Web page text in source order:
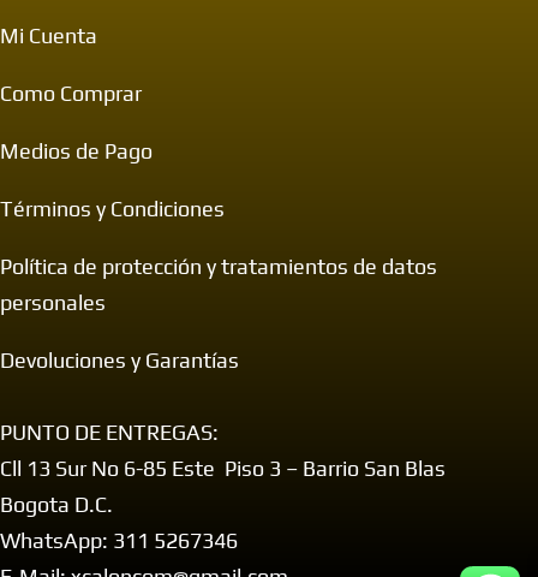
Mi Cuenta
Como Comprar
Medios de Pago
Términos y Condiciones
Política de protección y tratamientos de datos
personales
Devoluciones y Garantías
PUNTO DE ENTREGAS:
Cll 13 Sur No 6-85 Este Piso 3 – Barrio San Blas
Bogota D.C.
WhatsApp: 311 5267346